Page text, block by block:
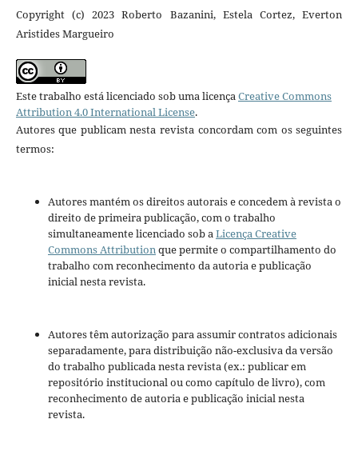
Copyright (c) 2023 Roberto Bazanini, Estela Cortez, Everton
Aristides Margueiro
Este trabalho está licenciado sob uma licençaCreative Commons
Attribution 4.0 International License.
Autores que publicam nesta revista concordam com os seguintes
termos:
Autores mantém os direitos autorais e concedem à revista o
direito de primeira publicação, com o trabalho
simultaneamente licenciado sob aLicença Creative
Commons Attributionque permite o compartilhamento do
trabalho com reconhecimento da autoria e publicação
inicial nesta revista.
Autores têm autorização para assumir contratos adicionais
separadamente, para distribuição não-exclusiva da versão
do trabalho publicada nesta revista (ex.: publicar em
repositório institucional ou como capítulo de livro), com
reconhecimento de autoria e publicação inicial nesta
revista.